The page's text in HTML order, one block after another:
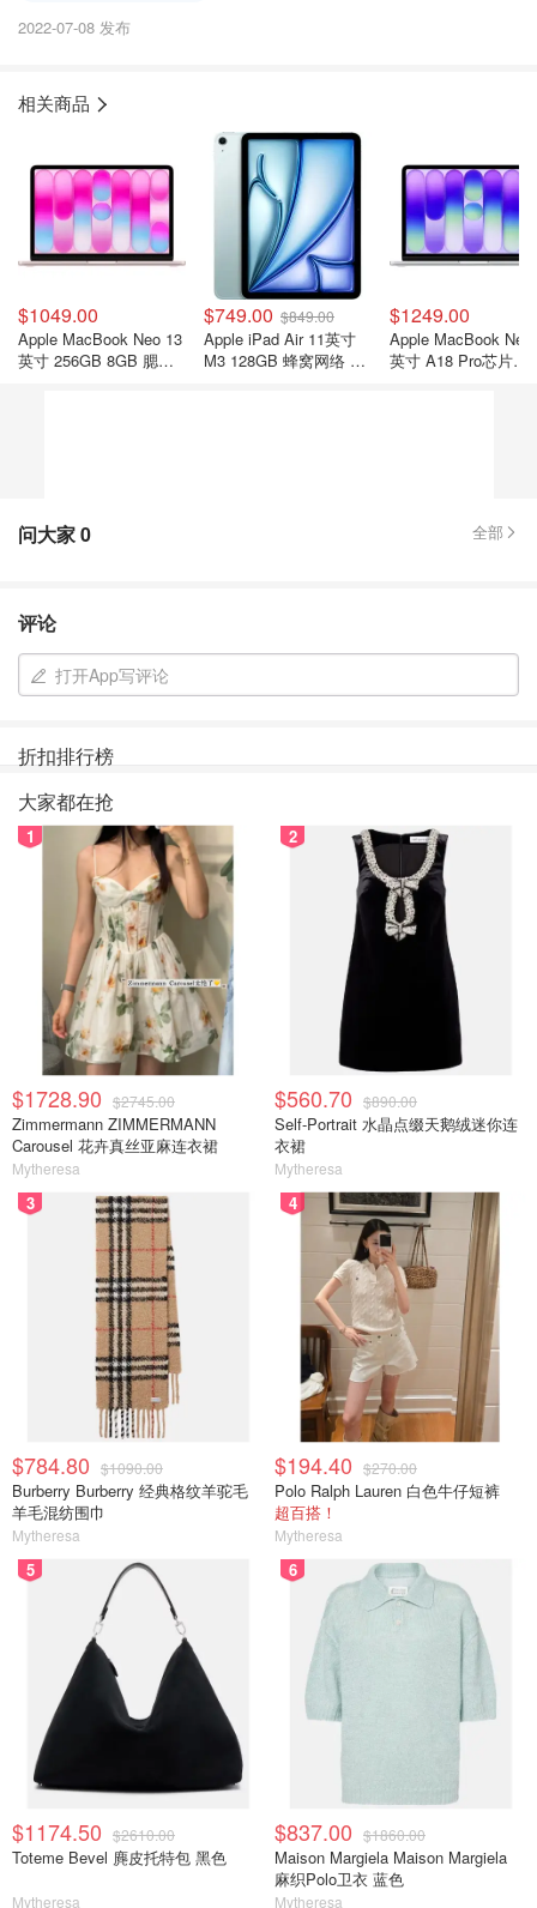
2022-07-08 发布
相关商品
$1049.00
Apple MacBook Neo 13
英寸 256GB 8GB 腮红
$749.00 $849.00
Apple iPad Air 11英寸
M3 128GB 蜂窝网络 蓝
$1249.00
Apple MacBook Neo
英寸 A18 Pro芯片
问大家0 全部
评论
打开App写评论
折扣排行榜
大家都在抢
1
$1728.90 $2745.00
Zimmermann ZIMMERMANN
Carousel 花卉真丝亚麻连衣裙
Mytheresa
2
$560.70 $890.00
Self-Portrait 水晶点缀天鹅绒迷你连
衣裙
Mytheresa
3
$784.80 $1090.00
Burberry Burberry 经典格纹羊驼毛
羊毛混纺围巾
Mytheresa
4
$194.40 $270.00
Polo Ralph Lauren 白色牛仔短裤
超百搭！
Mytheresa
5
$1174.50 $2610.00
Toteme Bevel 麂皮托特包 黑色
Mytheresa
6
$837.00 $1860.00
Maison Margiela Maison Margiela
麻织Polo卫衣 蓝色
Mytheresa